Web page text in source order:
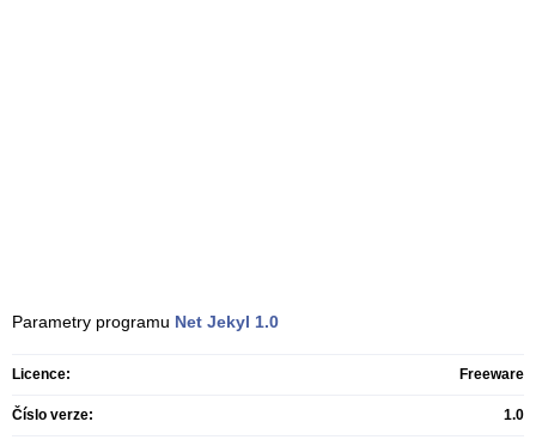
Parametry programu Net Jekyl 1.0
Licence: Freeware
Číslo verze: 1.0